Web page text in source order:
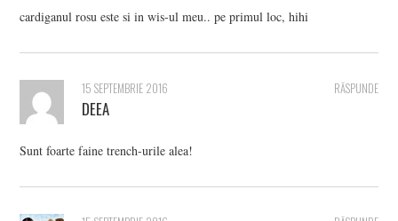
cardiganul rosu este si in wis-ul meu.. pe primul loc, hihi
RĂSPUNDE
15 SEPTEMBRIE 2016
DEEA
Sunt foarte faine trench-urile alea!